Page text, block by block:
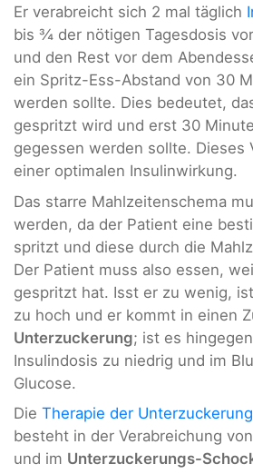
Er verabreicht sich 2 mal täglich
bis ¾ der nötigen Tagesdosis
und den Rest vor dem
ein Spritz-Ess-Abstand von 30
werden sollte. Dies bedeutet,
gespritzt wird und erst 30
gegessen werden sollte. Dieses
einer optimalen Insulinwirkung.
Das starre Mahlzeitenschema
werden, da der Patient eine
spritzt und diese durch die
Der Patient muss also essen,
gespritzt hat. Isst er zu wenig,
zu hoch und er kommt in einen
Unterzuckerung; ist es
Insulindosis zu niedrig und im
Glucose.
Die Therapie der Unterzuckerung
besteht in der Verabreichung
und im Unterzuckerungs-